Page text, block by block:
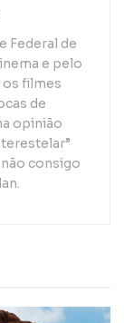
Federal de
e pelo
filmes
de
opinião
não consigo